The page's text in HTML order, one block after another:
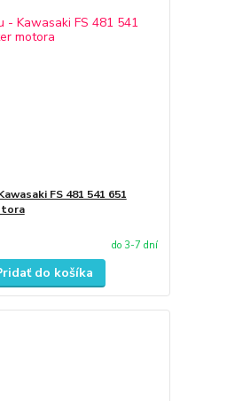
FS 481 541 651
do 3-7 dní
do košíka